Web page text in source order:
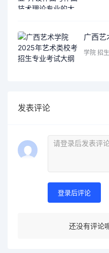
学院 招
发表评论
登录后评论
还没有评论